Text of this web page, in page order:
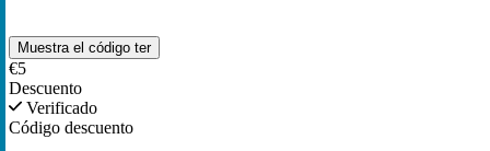
Muestra el código ter
€5
Descuento
Verificado
Código descuento